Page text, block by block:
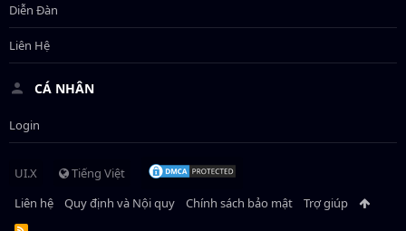
Diễn Đàn
Liên Hệ
CÁ NHÂN
Login
UI.X
Tiếng Việt
Liên hệ
Quy định và Nội quy Chính sách bảo mật Trợ giúp